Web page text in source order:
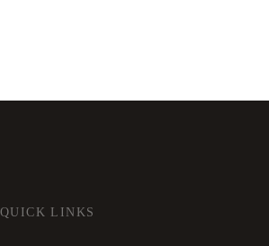
QUICK LINKS